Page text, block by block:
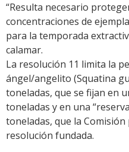
“Resulta necesario
concentraciones de
para la temporada
calamar.
La resolución 11 limita la
ángel/angelito (Squatina
toneladas, que se fijan en
toneladas y en una
toneladas, que la
resolución fundada.